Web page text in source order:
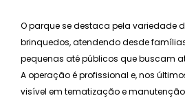
O parque se destaca pela variedade
brinquedos, atendendo desde
pequenas até públicos que buscam
A operação é profissional e, nos
visível em tematização e